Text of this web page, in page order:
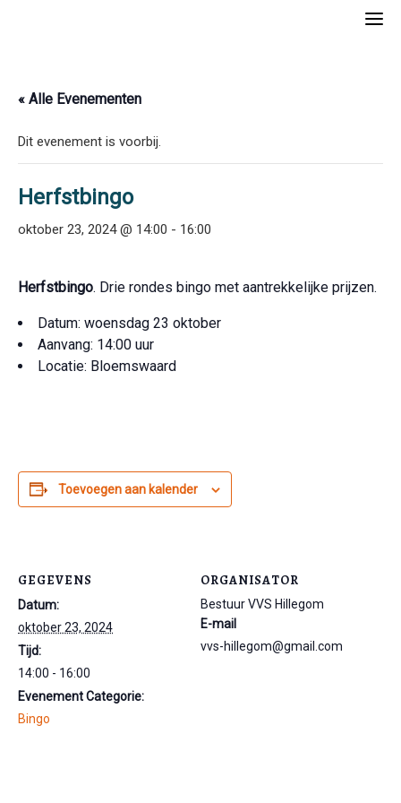
« Alle Evenementen
Dit evenement is voorbij.
Herfstbingo
oktober 23, 2024 @ 14:00 - 16:00
Herfstbingo. Drie rondes bingo met aantrekkelijke prijzen.
Datum: woensdag 23 oktober
Aanvang: 14:00 uur
Locatie: Bloemswaard
Toevoegen aan kalender
GEGEVENS
Datum:
oktober 23, 2024
Tijd:
14:00 - 16:00
Evenement Categorie:
Bingo
ORGANISATOR
Bestuur VVS Hillegom
E-mail
vvs-hillegom@gmail.com